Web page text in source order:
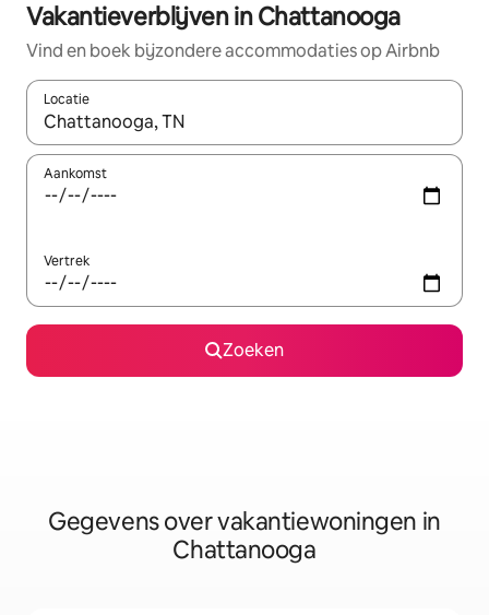
Vakantieverblijven in Chattanooga
Vind en boek bijzondere accommodaties op Airbnb
Locatie
Wanneer er resultaten beschikbaar zijn, maak je een keuze
Aankomst
Vertrek
Zoeken
Gegevens over vakantiewoningen in
Chattanooga